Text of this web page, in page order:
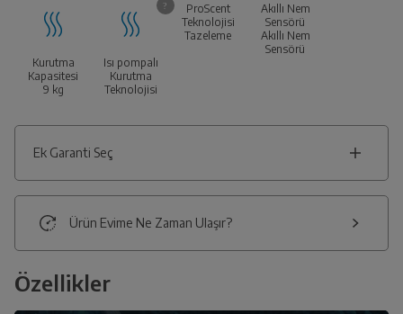
Kurutma
Kapasitesi
9 kg
Isı pompalı
Kurutma
Teknolojisi
ProScent
Teknolojisi
Tazeleme
Akıllı Nem
Sensörü
Akıllı Nem
Sensörü
Ek Garanti Seç
Ürün Evime Ne Zaman Ulaşır?
Özellikler